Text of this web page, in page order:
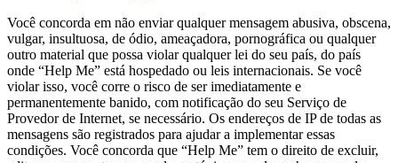
Você concorda em não enviar qualquer mensagem abusiva, obscena,
vulgar, insultuosa, de ódio, ameaçadora, pornográfica ou qualquer
outro material que possa violar qualquer lei do seu país, do país
onde “Help Me” está hospedado ou leis internacionais. Se você
violar isso, você corre o risco de ser imediatamente e
permanentemente banido, com notificação do seu Serviço de
Provedor de Internet, se necessário. Os endereços de IP de todas as
mensagens são registrados para ajudar a implementar essas
condições. Você concorda que “Help Me” tem o direito de excluir,